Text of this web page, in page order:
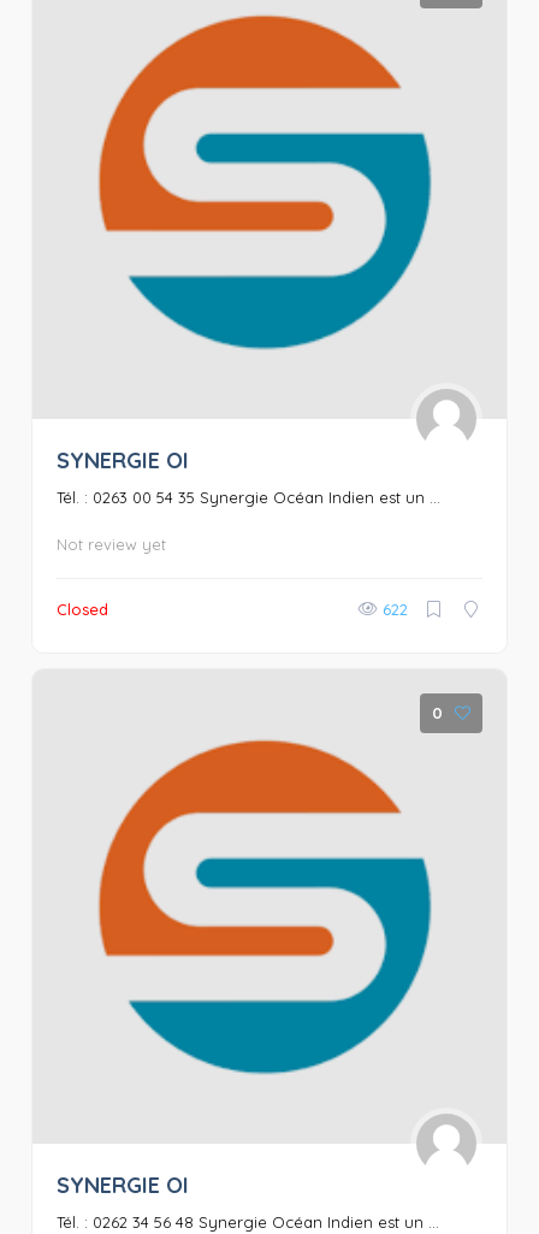
SYNERGIE OI
Tél. : 0263 00 54 35 Synergie Océan Indien est un ...
Not review yet
Closed 622
0
SYNERGIE OI
Tél. : 0262 34 56 48 Synergie Océan Indien est un ...